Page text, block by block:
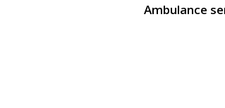
Ambulance